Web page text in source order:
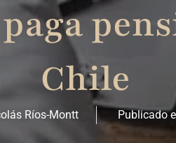
paga
Chile
Ríos-Montt Publicado el